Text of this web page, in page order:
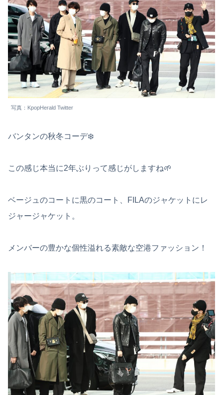
写真：KpopHerald Twitter
バンタンの秋冬コーデ❄️
この感じ本当に2年ぶりって感じがしますね🌱
ベージュのコートに黒のコート、FILAのジャケットにレ
ジャージャケット。
メンバーの豊かな個性溢れる素敵な空港ファッション！